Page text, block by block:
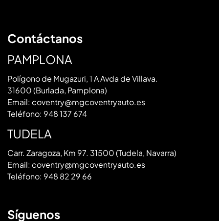
Contáctanos
PAMPLONA
Polígono de Mugazuri, 1 A Avda de Villava.
31600 (Burlada, Pamplona)
Email: coventry@mgcoventryauto.es
Teléfono: 948 137 674
TUDELA
Carr. Zaragoza, Km 97. 31500 (Tudela, Navarra)
Email: coventry@mgcoventryauto.es
Teléfono: 948 82 29 66
Síguenos